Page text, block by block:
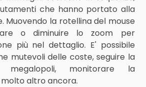
che hanno portato alla
Muovendo la rotellina del mouse
o diminuire lo zoom per
più nel dettaglio. E' possibile
mutevoli delle coste, seguire la
megalopoli, monitorare la
altro ancora.